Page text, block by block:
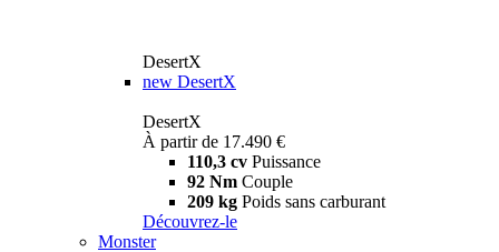
DesertX
new DesertX
DesertX
À partir de 17.490 €
110,3 cv Puissance
92 Nm Couple
209 kg Poids sans carburant
Découvrez-le
Monster